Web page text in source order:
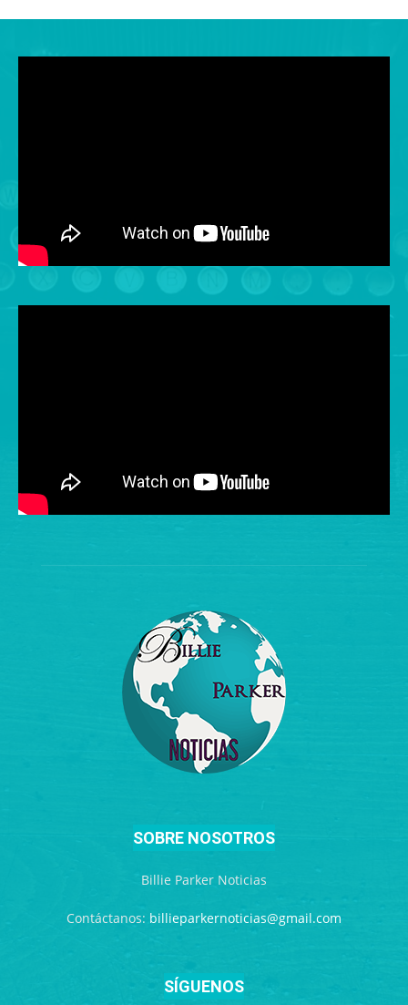
SOBRE NOSOTROS
Billie Parker Noticias
Contáctanos: billieparkernoticias@gmail.com
SÍGUENOS